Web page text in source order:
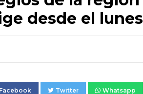
desde el lunes
Facebook Twitter Whatsapp